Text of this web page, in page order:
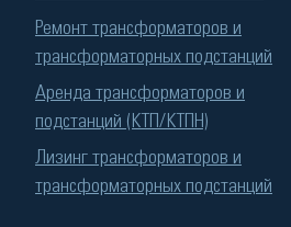
Ремонт трансформаторов и
трансформаторных подстанций
Аренда трансформаторов и
подстанций (КТП/КТПН)
Лизинг трансформаторов и
трансформаторных подстанций